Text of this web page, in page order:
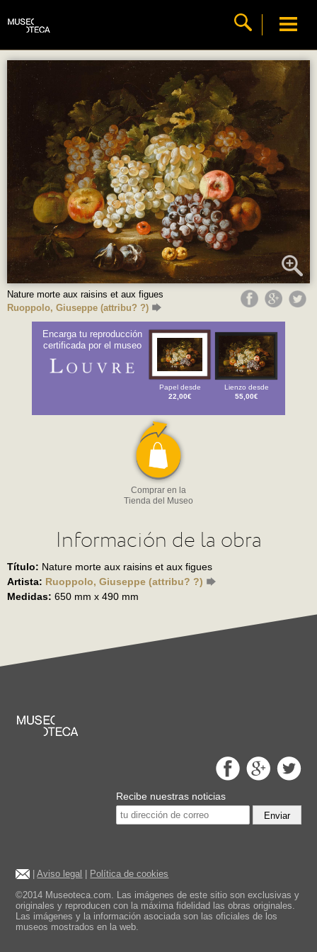
Nature morte aux raisins et aux figues
Ruoppolo, Giuseppe (attribu? ?)
Encarga tu reproducción
certificada por el museo
Papel desde
22,00€
Lienzo desde
55,00€
Comprar en la
Tienda del Museo
Información de la obra
Título: Nature morte aux raisins et aux figues
Artista: Ruoppolo, Giuseppe (attribu? ?)
Medidas: 650 mm x 490 mm
Recibe nuestras noticias
Enviar
|Aviso legal
Política de cookies
©2014 Museoteca.com. Las imágenes de este sitio son exclusivas y
originales y reproducen con la máxima fidelidad las obras originales.
Las imágenes y la información asociada son las oficiales de los
museos mostrados en la web.